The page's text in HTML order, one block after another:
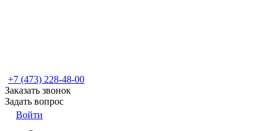
+7 (473) 228-48-00
Заказать звонок
Задать вопрос
Войти